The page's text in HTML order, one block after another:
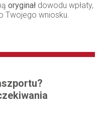
oryginał dowodu wpłaty,
Twojego wniosku.